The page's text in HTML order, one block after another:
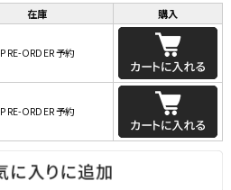
在庫 購入
PRE-ORDER 予約
PRE-ORDER 予約